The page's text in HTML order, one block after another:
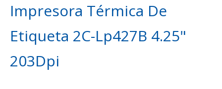
Impresora Térmica De
Etiqueta 2C-Lp427B 4.25"
203Dpi